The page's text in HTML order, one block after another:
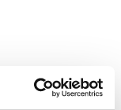
un anuncio